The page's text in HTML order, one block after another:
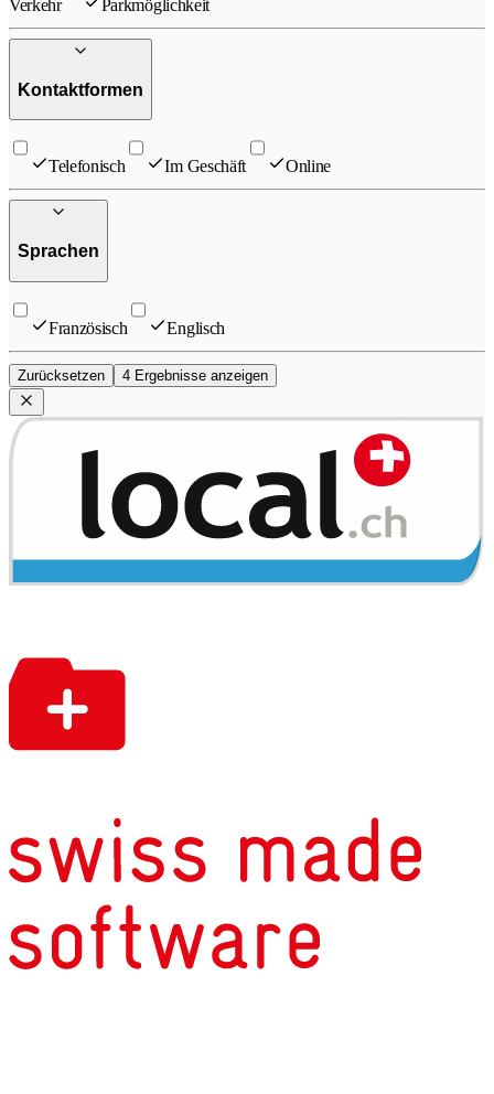
Verkehr Parkmöglichkeit
Kontaktformen
Telefonisch Im Geschäft Online
Sprachen
Französisch Englisch
Zurücksetzen 4 Ergebnisse anzeigen